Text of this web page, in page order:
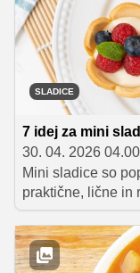
SLADICE
7 idej za mini
30. 04. 2026 04.00
Mini sladice so
praktične, lične in
Pripravili smo
popestrile vsako